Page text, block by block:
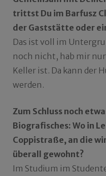
trittst Du im Barfusz
der Gaststätte oder
Das ist voll im
noch nicht, hab mir nur
Keller ist. Da kann der
werden.
Zum Schluss noch
Biografisches: Wo in
Coppistraße, an die
überall gewohnt?
Im Studium im